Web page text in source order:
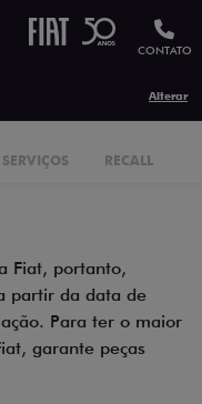
CONTATO
Alterar
RECALL
Fiat, portanto,
partir da data de
Para ter o maior
garante peças